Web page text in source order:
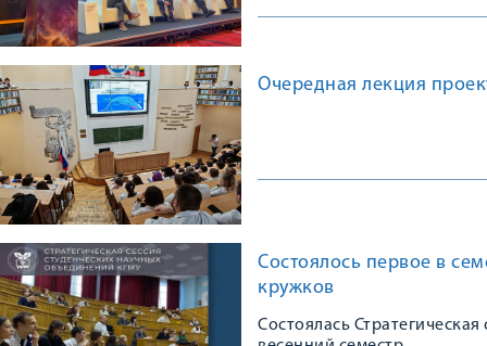
Очередная лекция
Состоялось первое в
кружков
Состоялась